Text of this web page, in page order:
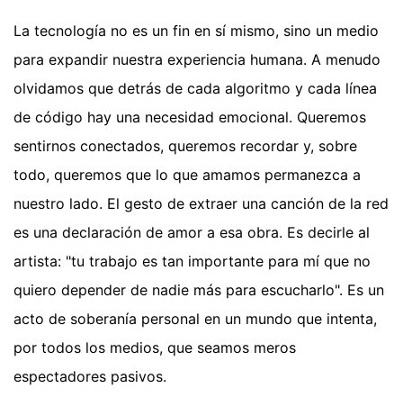
La tecnología no es un fin en sí mismo, sino un medio
para expandir nuestra experiencia humana. A menudo
olvidamos que detrás de cada algoritmo y cada línea
de código hay una necesidad emocional. Queremos
sentirnos conectados, queremos recordar y, sobre
todo, queremos que lo que amamos permanezca a
nuestro lado. El gesto de extraer una canción de la red
es una declaración de amor a esa obra. Es decirle al
artista: "tu trabajo es tan importante para mí que no
quiero depender de nadie más para escucharlo". Es un
acto de soberanía personal en un mundo que intenta,
por todos los medios, que seamos meros
espectadores pasivos.